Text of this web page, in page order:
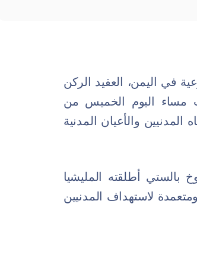
في اليمن، العقيد الركن
مساء اليوم الخميس من
والأعيان المدنية
أطلقته المليشيا
لاستهداف المدنيين